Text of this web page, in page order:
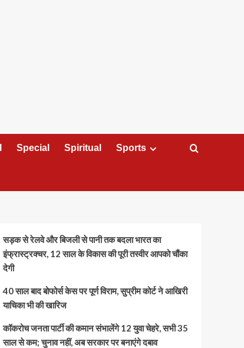
Special Spiritual Sports
सड़क से रेलवे और बिजली से पानी तक बदला भारत का
इंफ्रास्ट्रक्चर, 12 साल के विकास की पूरी तस्वीर आपको चौंका
देगी
40 साल बाद बोफोर्स केस पर पूर्ण विराम, सुप्रीम कोर्ट ने आखिरी
याचिका भी की खारिज
कॉकरोच जनता पार्टी की कमान संभालेंगे 12 युवा चेहरे, सभी 35
साल से कम; चुनाव नहीं, अब सरकार पर बनाएंगे दबाव